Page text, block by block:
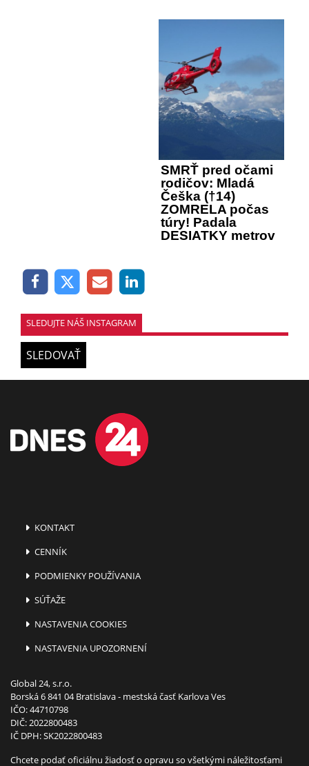
SMRŤ pred očami
rodičov: Mladá
Češka (†14)
ZOMRELA počas
túry! Padala
DESIATKY metrov
SLEDUJTE NÁŠ INSTAGRAM
SLEDOVAŤ
KONTAKT
CENNÍK
PODMIENKY POUŽÍVANIA
SÚŤAŽE
NASTAVENIA COOKIES
NASTAVENIA UPOZORNENÍ
Global 24, s.r.o.
Borská 6 841 04 Bratislava - mestská časť Karlova Ves
IČO: 44710798
DIČ: 2022800483
IČ DPH: SK2022800483
Chcete podať oficiálnu žiadosť o opravu so všetkými náležitosťami